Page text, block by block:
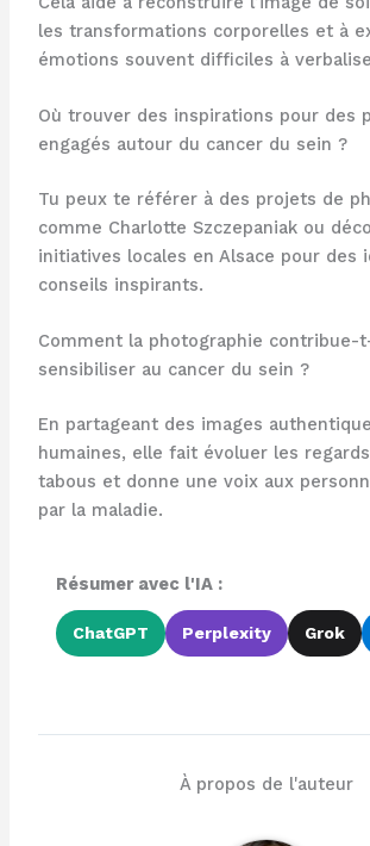
les transformations corporelles et à
émotions souvent difficiles à
Où trouver des inspirations pour des
engagés autour du cancer du sein ?
Tu peux te référer à des projets de
comme Charlotte Szczepaniak ou
initiatives locales en Alsace pour des
conseils inspirants.
Comment la photographie contribue-
sensibiliser au cancer du sein ?
En partageant des images
humaines, elle fait évoluer les
tabous et donne une voix aux
par la maladie.
Résumer avec l'IA :
ChatGPT Perplexity Grok
À propos de l'auteur